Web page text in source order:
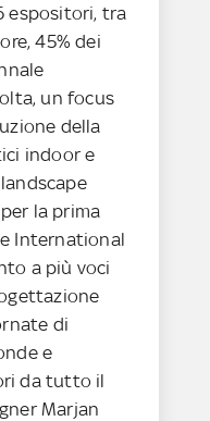
espositori, tra
45% dei
un focus
della
indoor e
la prima
International
a più voci
di
e
da tutto il
Marjan